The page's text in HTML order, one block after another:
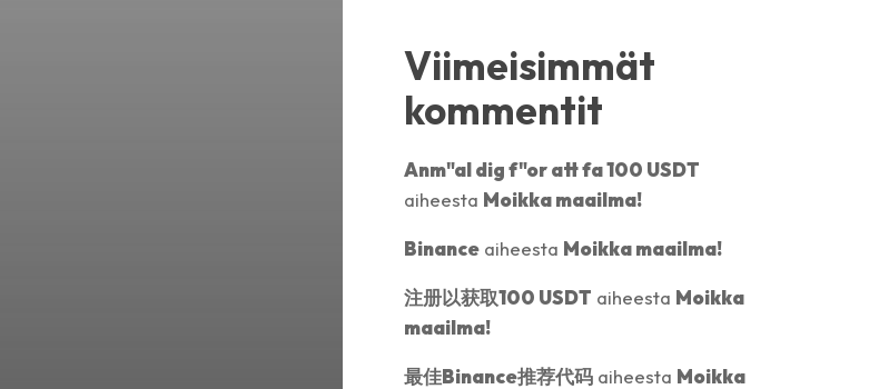
Viimeisimmät
kommentit
Anm"al dig f"or att fa 100 USDT
aiheesta Moikka maailma!
Binanceaiheesta Moikka maailma!
注册以获取100 USDT aiheesta Moikka
maailma!
最佳Binance推荐代码aiheesta Moikka